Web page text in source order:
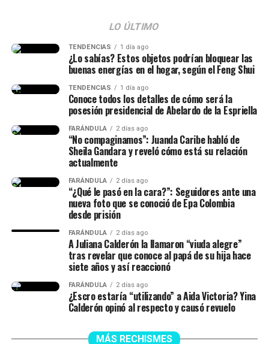
LO ÚLTIMO
TENDENCIAS 1 día ago
¿Lo sabías? Estos objetos podrían bloquear las
buenas energías en el hogar, según el Feng Shui
TENDENCIAS 1 día ago
Conoce todos los detalles de cómo será la
posesión presidencial de Abelardo de la Espriella
FARÁNDULA 2 días ago
“No compaginamos”: Juanda Caribe habló de
Sheila Gandara y reveló cómo está su relación
actualmente
FARÁNDULA 2 días ago
“¿Qué le pasó en la cara?”: Seguidores ante una
nueva foto que se conoció de Epa Colombia
desde prisión
FARÁNDULA 2 días ago
A Juliana Calderón la llamaron “viuda alegre”
tras revelar que conoce al papá de su hija hace
siete años y así reaccionó
FARÁNDULA 2 días ago
¿Escro estaría “utilizando” a Aida Victoria? Yina
Calderón opinó al respecto y causó revuelo
MÁS RECHISMES